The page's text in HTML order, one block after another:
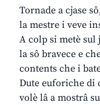
Tornade a cjase
la mestre i veve
A colp si metè sul
la sô bravece e
contents che i
Dute euforiche di
volè lâ a mostrâ